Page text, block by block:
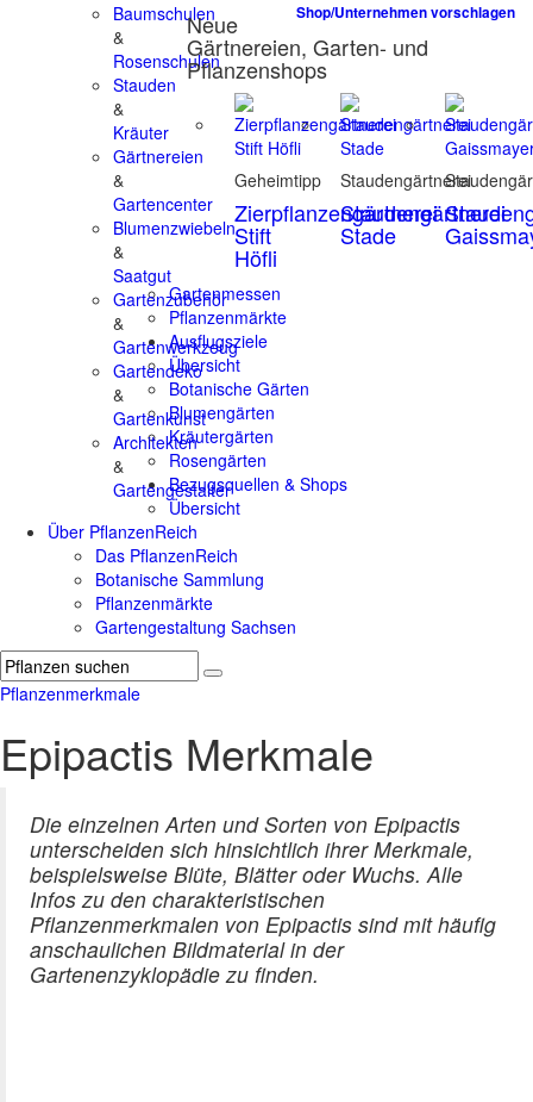
Baumschulen
&
Rosenschulen
Stauden
&
Kräuter
Gärtnereien
&
Gartencenter
Blumenzwiebeln
&
Saatgut
Gartenzubehör
&
Gartenwerkzeug
Gartendeko
&
Gartenkunst
Architekten
&
Gartengestalter
Shop/Unternehmen vorschlagen
Neue
Gärtnereien, Garten- und
Pflanzenshops
Geheimtipp
Zierpflanzengärtnerei
Stift
Höfli
Staudengärtnerei
Staudengärtnerei
Stade
Gartenmessen
Pflanzenmärkte
Ausflugsziele
Übersicht
Botanische Gärten
Blumengärten
Kräutergärten
Rosengärten
Bezugsquellen & Shops
Übersicht
Über PflanzenReich
Das PflanzenReich
Botanische Sammlung
Pflanzenmärkte
Gartengestaltung Sachsen
Pflanzenmerkmale
Epipactis Merkmale
Die einzelnen Arten und Sorten von Epipactis
unterscheiden sich hinsichtlich ihrer Merkmale,
beispielsweise Blüte, Blätter oder Wuchs. Alle
Infos zu den charakteristischen
Pflanzenmerkmalen von Epipactis sind mit häufig
anschaulichen Bildmaterial in der
Gartenenzyklopädie zu finden.